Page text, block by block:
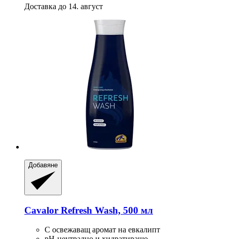
Доставка до 14. август
Добавяне
Cavalor Refresh Wash, 500 мл
С освежаващ аромат на евкалипт